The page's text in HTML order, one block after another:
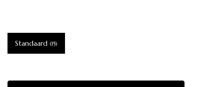
Standaard (15)